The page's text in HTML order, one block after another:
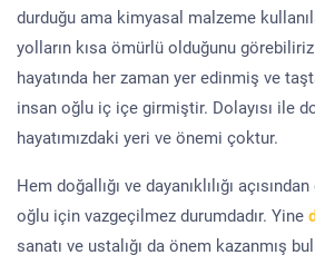
durduğu ama kimyasal malzeme
yolların kısa ömürlü olduğunu
hayatında her zaman yer edinmiş ve
insan oğlu iç içe girmiştir. Dolayısı ile
hayatımızdaki yeri ve önemi çoktur.
Hem doğallığı ve dayanıklılığı
oğlu için vazgeçilmez durumdadır. Yine
sanatı ve ustalığı da önem kazanmış